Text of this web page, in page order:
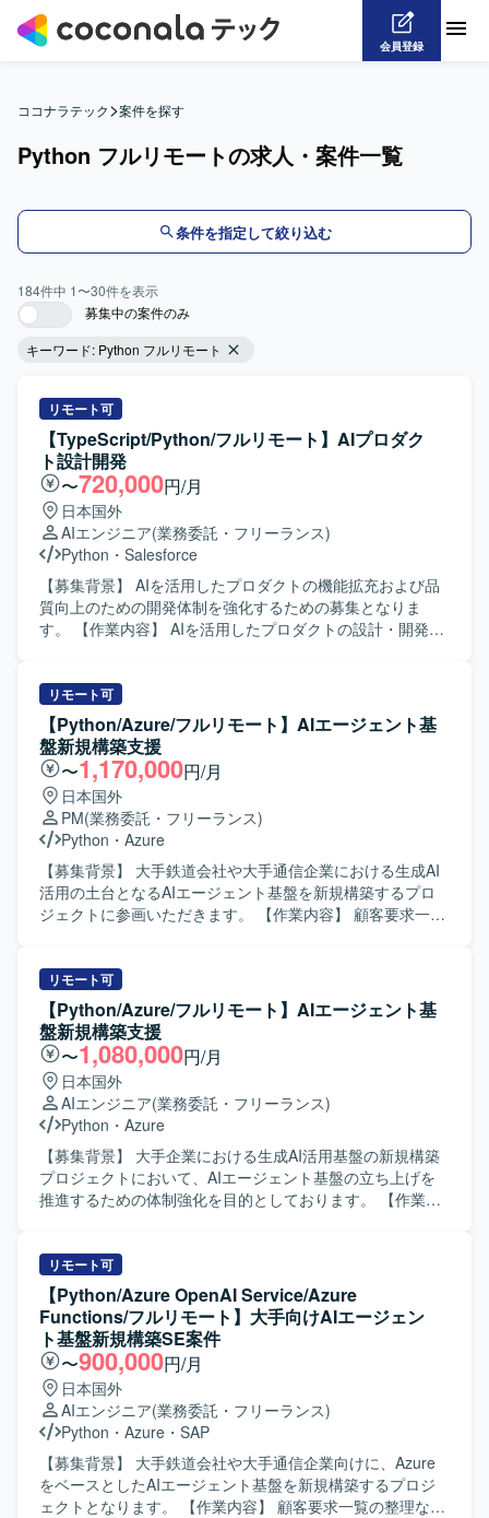
会員登録
ココナラテック>案件を探す
Python フルリモートの求人・案件一覧
条件を指定して絞り込む
184件中 1〜30件を表示
募集中の案件のみ
キーワード: Python フルリモート
リモート可
【TypeScript/Python/フルリモート】AIプロダク
ト設計開発
〜720,000円/月
日本国外
AIエンジニア(業務委託・フリーランス)
Python ・ Salesforce
【募集背景】 AIを活用したプロダクトの機能拡充および品
質向上のための開発体制を強化するための募集となりま
す。 【作業内容】 AIを活用したプロダクトの設計・開発を
くスタイルとなります。設計、開発、テスト、リリースま
で一連の工程をご担当いただきます。具体的には、AI連携
APIの開発、データ連携やバッチ処理、プロンプトの調整お
よび精度評価などを行っていただきます。 【求める人物
像】 AIを活用したプロダクト開発に強い関心を持ち、自ら
積極的に提案しながら開発を進めていただける方を求めて
います。新しいツールや技術のキャッチアップに前向き
で、柔軟に設計変更や改善に対応できる方が望ましいで
す。 【ポジションの魅力】 AI連携APIやプロンプト設計な
ど、先端的なAI技術を活用したプロダクト開発に携わるこ
とができます。TypeScriptやPythonに加え、DifyやOpenAI
ことができます。 【開発環境】 TypeScript（フロント）、
Python、Dify、OpenAI APIなどを利用した開発環境となり
ます。
リモート可
【Python/Azure/フルリモート】AIエージェント基
盤新規構築支援
〜1,170,000円/月
日本国外
PM(業務委託・フリーランス)
Python ・ Azure
【募集背景】 大手鉄道会社や大手通信企業における生成AI
活用の土台となるAIエージェント基盤を新規構築するプロ
ジェクトに参画いただきます。 【作業内容】 顧客要求一覧
機能設計や設計書（基本設計書・詳細設計書）等の作成を
行います。Python等を用いたAIエージェント実装やAzure
OpenAI Service・Azure Functions等の実装を行います。単
体テスト・結合テストの実施やテスト計画書・テスト仕様
書の作成を行います。顧客要望に基づく製品説明資料等の
各種資料作成も行います。 【求める人物像】 顧客要求や技
術的論点を整理しながら関係者と建設的な議論をリード
し、納得感のある合意形成へ導くことができる方を求めて
います。技術タスクを自ら設計し進捗を管理しながら、品
質を意識して主体的に推進いただける方が望ましいです。
【ポジションの魅力】 既存システムへの単なる機能追加で
す。要件整理・設計・開発・テストまで一連のプロセスに
携わりながら、大手企業の生成AI活用基盤づくりに一から
関わる経験を積むことができます。 【開発環境】 Azureを
ベースとしたクラウド環境上で、Azure OpenAI Serviceや
Azure Functionsを活用しつつ、Python等を用いてAIエージ
ェントを実装する開発環境となります。
リモート可
【Python/Azure/フルリモート】AIエージェント基
盤新規構築支援
〜1,080,000円/月
日本国外
AIエンジニア(業務委託・フリーランス)
Python ・ Azure
【募集背景】 大手企業における生成AI活用基盤の新規構築
プロジェクトにおいて、AIエージェント基盤の立ち上げを
推進するための体制強化を目的としております。 【作業内
理や要件一覧の整理・作成といった要求整理支援・要件定
義支援を行い、AIエージェント基盤の機能設計や基本設計
書・詳細設計書の作成を実施していただきます。開発フェ
ーズでは、Python等を用いたAIエージェント実装やAzure
OpenAI Service・Azure Functions等の実装を行っていただ
きます。テストフェーズでは、単体テスト・結合テストの
実施およびテスト計画書・テスト仕様書の作成を担当して
いただきます。また、顧客要望に基づく製品説明資料等の
各種資料作成も行っていただきます。 【求める人物像】 顧
客要求を丁寧に整理しながら、要件定義から設計・開発・
テストまで一連のプロセスを主体的に推進できる方を求め
ております。技術タスクを自ら設計し進捗管理を行える方
リモート可
【Python/Azure OpenAI Service/Azure
Functions/フルリモート】大手向けAIエージェン
ト基盤新規構築SE案件
〜900,000円/月
日本国外
AIエンジニア(業務委託・フリーランス)
Python ・ Azure ・ SAP
【募集背景】 大手鉄道会社や大手通信企業向けに、Azure
をベースとしたAIエージェント基盤を新規構築するプロジ
ェクトとなります。 【作業内容】 顧客要求一覧の整理など